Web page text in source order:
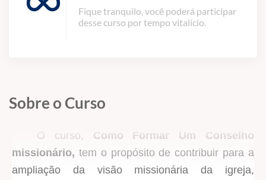
Fique tranquilo, você poderá participar
desse curso por tempo vitalício.
Sobre o Curso
O curso, Como Formar Um Conselho
missionário, tem o propósito de contribuir para a
ampliação da visão missionária da igreja,